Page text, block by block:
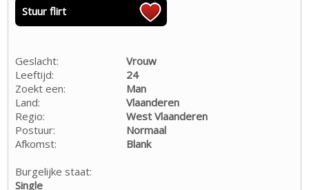
Stuur flirt
Geslacht:
Vrouw
Leeftijd:
24
Zoekt een:
Man
Land:
Vlaanderen
Regio:
West Vlaanderen
Postuur:
Normaal
Afkomst:
Blank
Burgelijke staat:
Single